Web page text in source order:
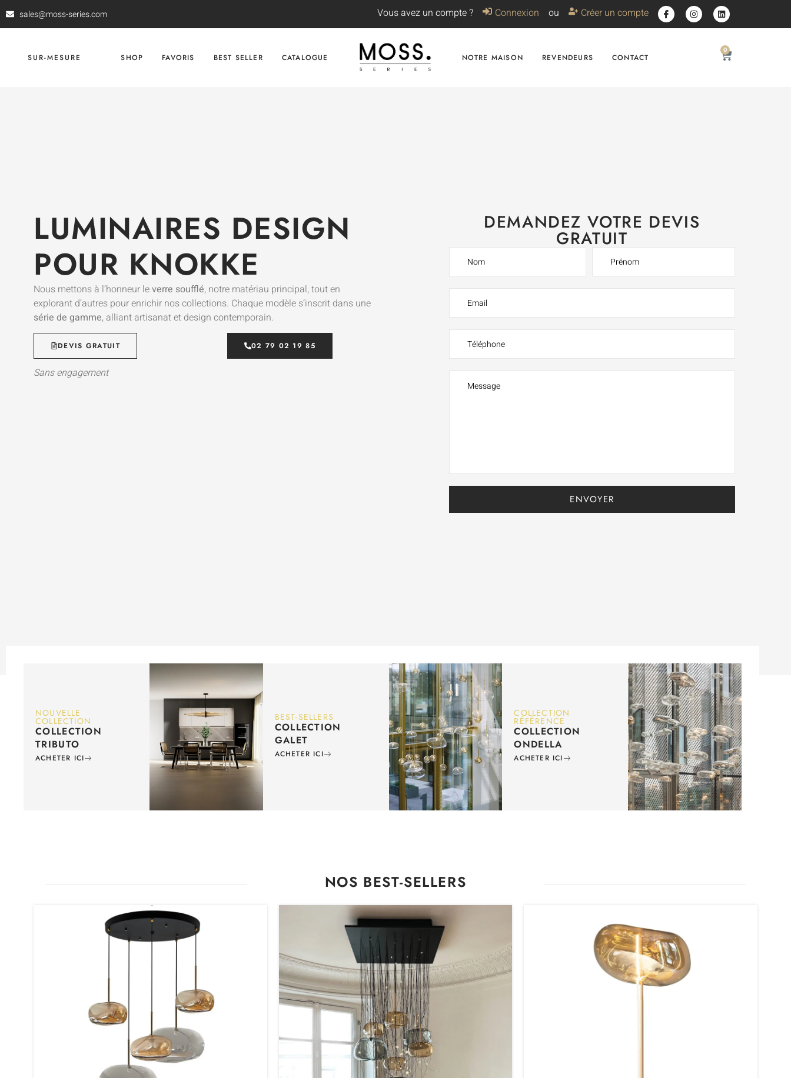
sales@moss-series.com Vous avez un compte ? Connexion ou Créer un compte
SUR-MESURE SHOP FAVORIS BEST SELLER CATALOGUE NOTRE MAISON REVENDEURS CONTACT
0
LUMINAIRES DESIGN
POUR KNOKKE
Nous mettons à l’honneur leverre soufflé, notre matériau principal, tout en
explorant d’autres pour enrichir nos collections. Chaque modèle s’inscrit dans une
série de gamme, alliant artisanat et design contemporain.
DEVIS GRATUIT
Sans engagement
02 79 02 19 85
DEMANDEZ VOTRE DEVIS
GRATUIT
NOUVELLE
COLLECTION
COLLECTION
TRIBUTO
ACHETER ICI
BEST-SELLERS
COLLECTION
GALET
ACHETER ICI
COLLECTION
RÉFÉRENCE
COLLECTION
ONDELLA
ACHETER ICI
NOS BEST-SELLERS